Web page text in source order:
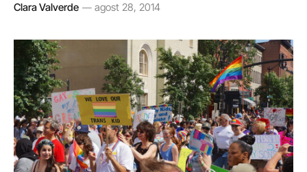
Clara Valverde agost 28, 2014